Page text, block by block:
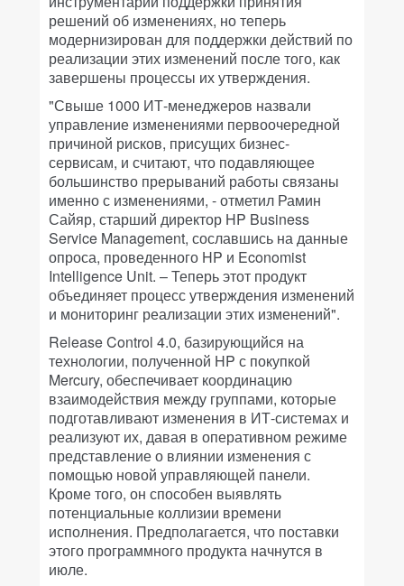
решений об изменениях, но теперь
модернизирован для поддержки действий по
реализации этих изменений после того, как
завершены процессы их утверждения.
"Свыше 1000 ИТ-менеджеров назвали
управление изменениями первоочередной
причиной рисков, присущих бизнес-
сервисам, и считают, что подавляющее
большинство прерываний работы связаны
именно с изменениями, - отметил Рамин
Сайяр, старший директор HP Business
Service Management, сославшись на данные
опроса, проведенного HP и Economist
Intelligence Unit. – Теперь этот продукт
объединяет процесс утверждения изменений
и мониторинг реализации этих изменений".
Release Control 4.0, базирующийся на
технологии, полученной HP с покупкой
Mercury, обеспечивает координацию
взаимодействия между группами, которые
подготавливают изменения в ИТ-системах и
реализуют их, давая в оперативном режиме
представление о влиянии изменения с
помощью новой управляющей панели.
Кроме того, он способен выявлять
потенциальные коллизии времени
исполнения. Предполагается, что поставки
этого программного продукта начнутся в
июле.